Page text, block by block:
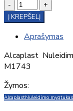
-
+
Į KREPŠELĮ
Aprašymas
Alcaplast
M1743
Žymos:
AlcaplastNuleidimo